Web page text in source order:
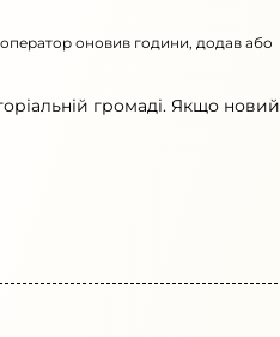
оператор оновив години, додав або
громаді. Якщо новий